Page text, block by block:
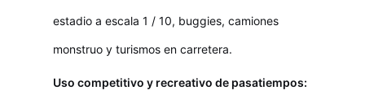
estadio a escala 1 / 10, buggies, camiones
monstruo y turismos en carretera.
Uso competitivo y recreativo de pasatiempos: